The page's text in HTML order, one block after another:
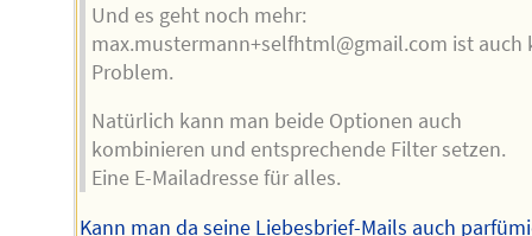
Und es geht noch mehr:
max.mustermann+selfhtml@gmail.com ist auch
Problem.
Natürlich kann man beide Optionen auch
kombinieren und entsprechende Filter setzen.
Eine E-Mailadresse für alles.
Kann man da seine Liebesbrief-Mails auch